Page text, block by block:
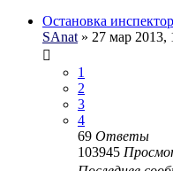
Остановка
SAnat » 27 мар 2013,
1
2
3
4
69 Ответы
103945